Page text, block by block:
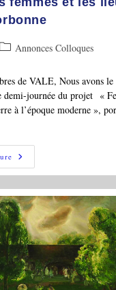
Le
Long
Post Annonces Colloques
de VALE, Nous avons
demi-journée du projet «
à l’époque moderne »,
JE
SPHINX,
16/04/2026:
Topographies
Savantes
:
Les
Femmes
Et
Les
Lieux
De
La